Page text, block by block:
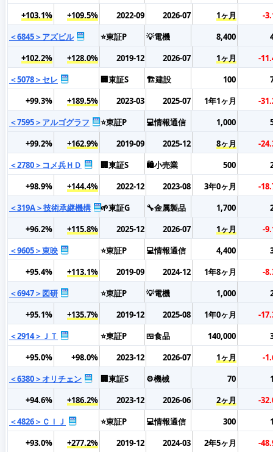
+103.1%
+109.5% 2022-09 2026-07 1ヶ月
-
＜6845＞アズビル
⭐東証P 💡電機 8,400
+102.2%
+128.0% 2019-12 2026-07 1ヶ月
-
＜5078＞セレ
🏢東証S 🏗️建設 100
+99.3%
+189.5% 2023-03 2025-07 1年1ヶ月
-
＜7595＞アルゴグラフ
⭐東証P 💻情報通信 1,000
+99.2%
+162.9% 2019-09 2025-12 8ヶ月
-
＜2780＞コメ兵ＨＤ
🏢東証S 🛍️小売業 500
+98.9%
+144.4% 2022-12 2023-08 3年0ヶ月
-
＜319A＞技術承継機構
🌱東証G 🔧金属製品 1,700
+96.2%
+115.8% 2025-12 2026-07 1ヶ月
-
＜9605＞東映
⭐東証P 💻情報通信 4,400
+95.4%
+113.1% 2019-09 2024-12 1年8ヶ月
-
＜6947＞図研
⭐東証P 💡電機 1,000
+95.1%
+135.7% 2019-12 2025-08 1年0ヶ月
-
＜2914＞ＪＴ
⭐東証P 🍱食品 140,000
+95.0%
+98.0% 2023-12 2026-07 1ヶ月
-
＜6380＞オリチェン
🏢東証S ⚙️機械 70
+94.6%
+186.2% 2023-12 2026-06 2ヶ月
-
＜4826＞ＣＩＪ
⭐東証P 💻情報通信 300
+93.0%
+277.2% 2019-12 2024-03 2年5ヶ月
-